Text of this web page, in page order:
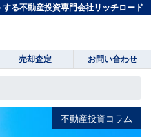
る不動産投資専門会社リッチロード
売却査定 お問い合わせ
不動産投資コラム